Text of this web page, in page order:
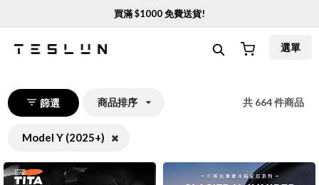
買滿 $1000免費送貨!
選單
篩選 商品排序
Model Y (2025+)
共 664件商品